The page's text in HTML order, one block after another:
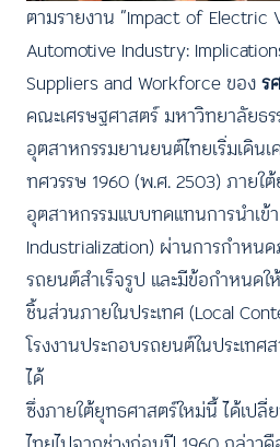
ตามรายงาน “Impact of Electric
Automotive Industry:
Suppliers and Workforce ของร
คณะเศรษฐศาสตร์ มหาวิทยาลัยธร
อุตสาหกรรมยานยนต์ไทยเริ่มเดินเ
ทศวรรษ 1960 (พ.ศ. 2503) ภาย
อุตสาหกรรมแบบทดแทนการนำเ
Industrialization) ผ่านการกำหน
รถยนต์สำเร็จรูป และมีข้อกำหนด
ชิ้นส่วนภายในประเทศ (Local
โรงงานประกอบรถยนต์ในประเทศ
ได้
ซึ่งภายใต้ยุทธศาสตร์ใหม่นี้ ได้เป